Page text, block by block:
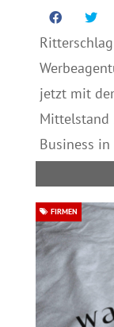
jetzt mit
Mittelstand
Business
FIRMEN